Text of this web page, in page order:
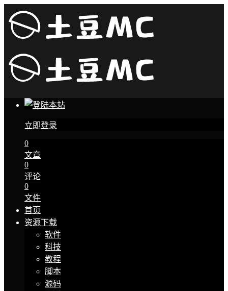
立即登录
0
文章
0
评论
0
文件
首页
资源下载
软件
科技
教程
脚本
源码